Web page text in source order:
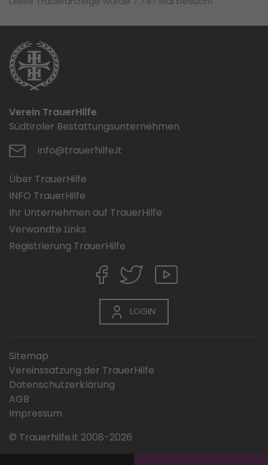
Verein TrauerHilfe
Südtiroler Bestattungsunternehmen
info@trauerhilfe.it
Über TrauerHilfe
INFO TrauerHilfe
Ihr Unternehmen auf TrauerHilfe
Verwandte Links
Registrierung TrauerHilfe
LOGIN
Sitemap
Vereinssatzung der TrauerHilfe
Datenschutzerklärung
AGB
Impressum
© Trauerhilfe.it 2008-2026